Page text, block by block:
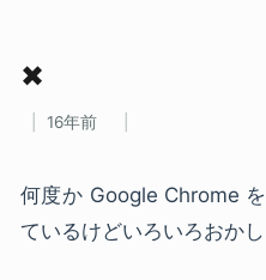
✖
16年前
何度か Google Chrome
ているけどいろいろおか